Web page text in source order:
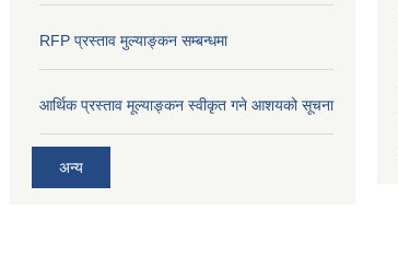
RFP प्रस्ताव मुल्याङ्कन सम्बन्धमा
आर्थिक प्रस्ताव मूल्याङ्कन स्वीकृत गने आशयको सूचना
अन्य